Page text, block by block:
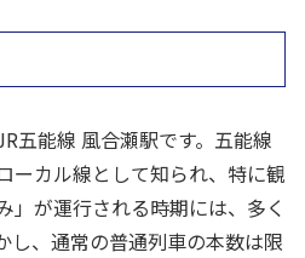
五能線 風合瀬駅です。五能線
ーカル線として知られ、特に観
」が運行される時期には、多く
し、通常の普通列車の本数は限